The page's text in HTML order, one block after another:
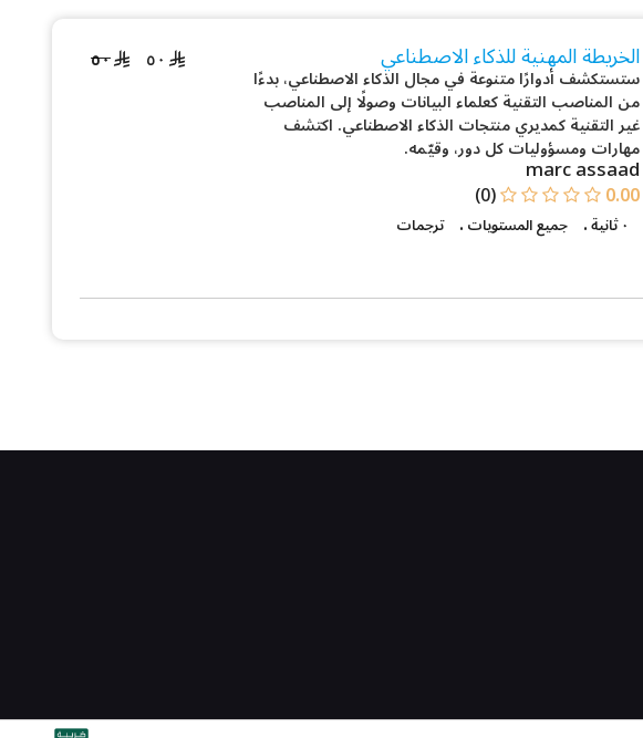
الخريطة المهنية للذكاء الاصطناعي
ستستكشف أدوارًا متنوعة في مجال الذكاء الاصطناعي، بدءًا
من المناصب التقنية كعلماء البيانات وصولًا إلى المناصب
غير التقنية كمديري منتجات الذكاء الاصطناعي. اكتشف
مهارات ومسؤوليات كل دور، وقيّمه.
marc assaad
0.00
(0)
٠ ثانية . جميع المستويات. ترجمات
٥٠ ٥٠